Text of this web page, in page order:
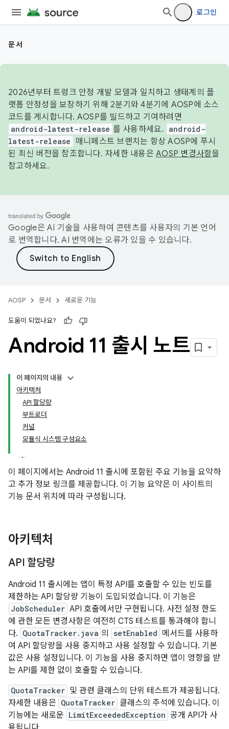
로그인
문서
2026년부터 트렁크 안정 개발 모델과 일치하고 생태계의 플
랫폼 안정성을 보장하기 위해 2분기와 4분기에 AOSP에 소스
코드를 게시합니다. AOSP를 빌드하고 기여하려면
android-latest-release 를 사용하세요.
android-
latest-release
매니페스트 브랜치는 항상 AOSP에 푸시
된 최신 버전을 참조합니다. 자세한 내용은 AOSP 변경사항을
참고하세요.
Google은 AI 기술을 사용하여 콘텐츠를 사용자의 기본 언어
로 번역합니다. AI 번역에는 오류가 있을 수 있습니다.
AOSP 문서 새로운 기능
도움이 되었나요?
Android 11 출시 노트
이 페이지의 내용
아키텍처
API 할당량
부트로더
커널
모듈식 시스템 구성요소
이 페이지에서는 Android 11 출시에 포함된 주요 기능을 요약하
고 추가 정보 링크를 제공합니다. 이 기능 요약은 이 사이트의
기능 문서 위치에 따라 구성됩니다.
아키텍처
API 할당량
Android 11 출시에는 앱이 특정 API를 호출할 수 있는 빈도를
제한하는 API 할당량 기능이 도입되었습니다. 이 기능은
JobScheduler API 호출에서만 구현됩니다. 사전 설정 한도
에 관한 모든 변경사항은 여전히 CTS 테스트를 통과해야 합니
다. QuotaTracker.java 의 setEnabled 메서드를 사용하
여 API 할당량을 사용 중지하고 사용 설정할 수 있습니다. 기본
값은 사용 설정입니다. 이 기능을 사용 중지하면 앱이 영향을 받
는 API를 제한 없이 호출할 수 있습니다.
QuotaTracker 및 관련 클래스의 단위 테스트가 제공됩니다.
자세한 내용은 QuotaTracker 클래스의 주석에 있습니다. 이
기능에는 새로운 LimitExceededException 공개 API가 사